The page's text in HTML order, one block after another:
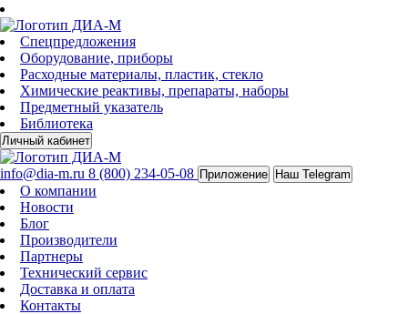
Спецпредложения
Оборудование, приборы
Расходные материалы, пластик, стекло
Химические реактивы, препараты, наборы
Предметный указатель
Библиотека
Личный кабинет
info@dia-m.ru 8 (800) 234-05-08 Приложение Наш Telegram
О компании
Новости
Блог
Производители
Партнеры
Технический сервис
Доставка и оплата
Контакты